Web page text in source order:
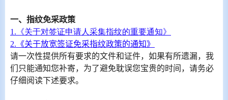
一、 指纹免采政策
1. 《关于对签证申请人采集指纹的重要通知》
2. 《关于放宽签证免采指纹政策的通知》
请一次性提供所有要求的文件和证件，如果有所遗漏，我
们只能通知您补寄，为了避免耽误您宝贵的时间，请务必
仔细阅读下述要求。